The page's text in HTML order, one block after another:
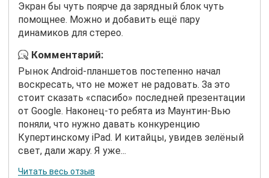
Экран бы чуть поярче да зарядный блок чуть
помощнее. Можно и добавить ещё пару
динамиков для стерео.
Комментарий:
Рынок Android-планшетов постепенно начал
воскресать, что не может не радовать. За это
стоит сказать «спасибо» последней презентации
от Google. Наконец-то ребята из Маунтин-Вью
поняли, что нужно давать конкуренцию
Купертинскому iPad. И китайцы, увидев зелёный
свет, дали жару. Я уже...
Читать весь отзыв